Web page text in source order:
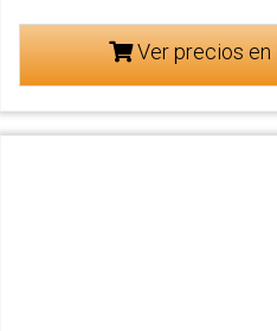
Ver precios en